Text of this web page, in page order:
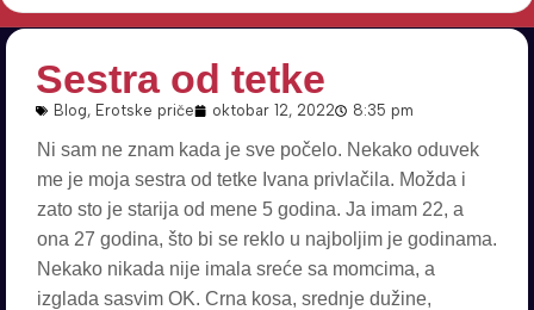
Sestra od tetke
Blog, Erotske priče oktobar 12, 2022 8:35 pm
Ni sam ne znam kada je sve počelo. Nekako oduvek
me je moja sestra od tetke Ivana privlačila. Možda i
zato sto je starija od mene 5 godina. Ja imam 22, a
ona 27 godina, što bi se reklo u najboljim je godinama.
Nekako nikada nije imala sreće sa momcima, a
izglada sasvim OK. Crna kosa, srednje dužine,